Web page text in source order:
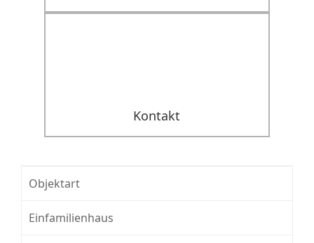
Kontakt
Objektart
Einfamilienhaus